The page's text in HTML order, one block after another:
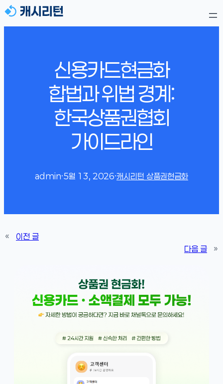
신용카드현금화
합법과 위법 경계:
한국상품권협회
가이드라인
admin·5월 13, 2026·캐시리턴 상품권현금화
«
이전 글
다음 글
»